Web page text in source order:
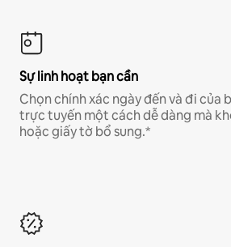
Sự linh hoạt bạn cần
Chọn chính xác ngày đến và đi của
trực tuyến một cách dễ dàng mà
hoặc giấy tờ bổ sung.*